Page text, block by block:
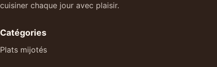
cuisiner chaque jour avec plaisir.
Catégories
Plats mijotés